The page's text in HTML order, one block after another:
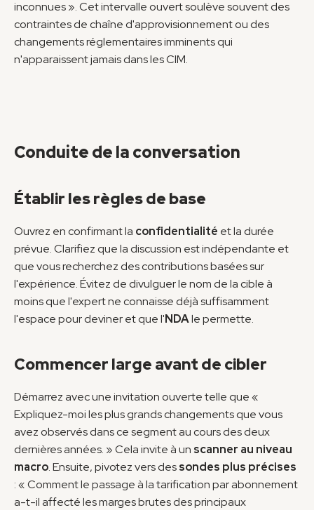
inconnues ». Cet intervalle ouvert soulève souvent des
contraintes de chaîne d'approvisionnement ou des
changements réglementaires imminents qui
n'apparaissent jamais dans les CIM.
Conduite de la conversation
Établir les règles de base
Ouvrez en confirmant la confidentialité et la durée
prévue. Clarifiez que la discussion est indépendante et
que vous recherchez des contributions basées sur
l'expérience. Évitez de divulguer le nom de la cible à
moins que l'expert ne connaisse déjà suffisamment
l'espace pour deviner et que l'NDA le permette.
Commencer large avant de cibler
Démarrez avec une invitation ouverte telle que «
Expliquez-moi les plus grands changements que vous
avez observés dans ce segment au cours des deux
dernières années. » Cela invite à un scanner au niveau
macro. Ensuite, pivotez vers des sondes plus précises
: « Comment le passage à la tarification par abonnement
a-t-il affecté les marges brutes des principaux